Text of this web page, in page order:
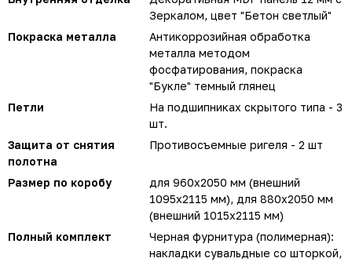
Зеркалом, цвет "Бетон светлый"
Покраска металла
Антикоррозийная обработка
металла методом
фосфатирования, покраска
"Букле" темный глянец
Петли
На подшипниках скрытого типа - 3
шт.
Защита от снятия
полотна
Противосъемные ригеля - 2 шт
Размер по коробу
для 960х2050 мм (внешний
1095х2115 мм), для 880х2050 мм
(внешний 1015х2115 мм)
Полный комплект
Черная фурнитура (полимерная):
накладки сувальдные со шторкой,